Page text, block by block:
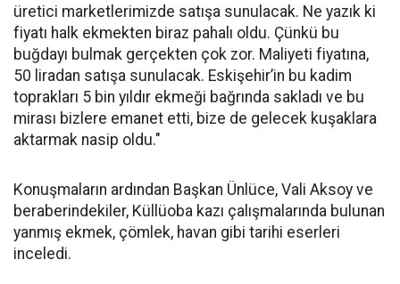
üretici marketlerimizde satışa sunulacak. Ne yazık ki
fiyatı halk ekmekten biraz pahalı oldu. Çünkü bu
buğdayı bulmak gerçekten çok zor. Maliyeti fiyatına,
50 liradan satışa sunulacak. Eskişehir’in bu kadim
toprakları 5 bin yıldır ekmeği bağrında sakladı ve bu
mirası bizlere emanet etti, bize de gelecek kuşaklara
aktarmak nasip oldu."
Konuşmaların ardından Başkan Ünlüce, Vali Aksoy ve
beraberindekiler, Küllüoba kazı çalışmalarında bulunan
yanmış ekmek, çömlek, havan gibi tarihi eserleri
inceledi.